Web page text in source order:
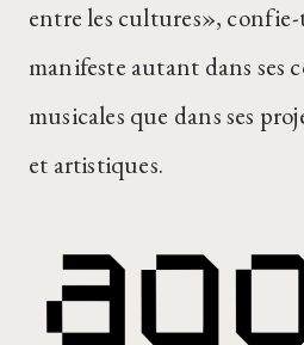
entre les cultures»,
manifeste autant dans ses
musicales que dans ses
et artistiques.